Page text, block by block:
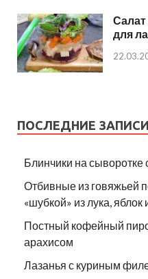
Салат
для
ПОСЛЕДНИЕ ЗАПИСИ
Блинчики на сыворотке
Отбивные из говяжьей
«шубкой» из лука, яблок
Постный кофейный
арахисом
Лазанья с куриным